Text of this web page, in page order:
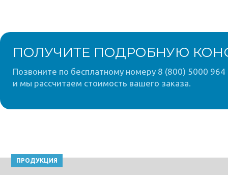
ПОЛУЧИТЕ ПОДРОБНУЮ
Позвоните по бесплатному номеру 8 (800) 5000 964
и мы рассчитаем стоимость вашего заказа.
ПРОДУКЦИЯ